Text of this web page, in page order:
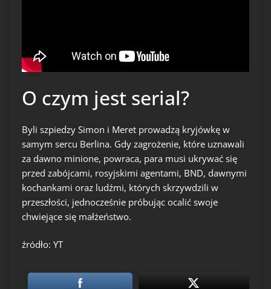
O czym jest serial?
Byli szpiedzy Simon i Meret prowadzą kryjówkę w
samym sercu Berlina. Gdy zagrożenie, które uznawali
za dawno minione, powraca, para musi ukrywać się
przed zabójcami, rosyjskimi agentami, BND, dawnymi
kochankami oraz ludźmi, których skrzywdzili w
przeszłości, jednocześnie próbując ocalić swoje
chwiejące się małżeństwo.
źródło: YT